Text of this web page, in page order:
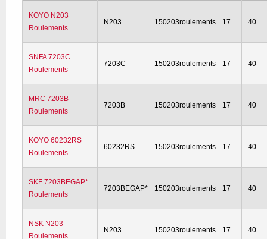
KOYO N203
Roulements
N203 150203roulements 17 40
SNFA 7203C
Roulements
7203C 150203roulements 17 40
MRC 7203B
Roulements
7203B 150203roulements 17 40
KOYO 60232RS
Roulements
60232RS 150203roulements 17 40
SKF 7203BEGAP*
Roulements
7203BEGAP* 150203roulements 17 40
NSK N203
Roulements
N203 150203roulements 17 40